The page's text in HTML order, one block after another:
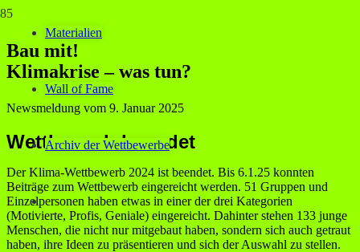
Materialien
Wall of Fame
Archiv der Wettbewerbe
Bau mit!
Klimakrise – was tun?
Newsmeldung vom 9. Januar 2025
Wettbewerb beendet
Der Klima-Wettbewerb 2024 ist beendet. Bis 6.1.25 konnten
Beiträge zum Wettbewerb eingereicht werden. 51 Gruppen und
Einzelpersonen haben etwas in einer der drei Kategorien
(Motivierte, Profis, Geniale) eingereicht. Dahinter stehen 133 junge
Menschen, die nicht nur mitgebaut haben, sondern sich auch getraut
haben, ihre Ideen zu präsentieren und sich der Auswahl zu stellen.